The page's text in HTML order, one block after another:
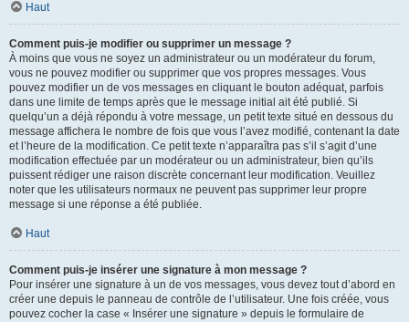
Haut
Comment puis-je modifier ou supprimer un message ?
À moins que vous ne soyez un administrateur ou un modérateur du forum,
vous ne pouvez modifier ou supprimer que vos propres messages. Vous
pouvez modifier un de vos messages en cliquant le bouton adéquat, parfois
dans une limite de temps après que le message initial ait été publié. Si
quelqu’un a déjà répondu à votre message, un petit texte situé en dessous du
message affichera le nombre de fois que vous l’avez modifié, contenant la date
et l’heure de la modification. Ce petit texte n’apparaîtra pas s’il s’agit d’une
modification effectuée par un modérateur ou un administrateur, bien qu’ils
puissent rédiger une raison discrète concernant leur modification. Veuillez
noter que les utilisateurs normaux ne peuvent pas supprimer leur propre
message si une réponse a été publiée.
Haut
Comment puis-je insérer une signature à mon message ?
Pour insérer une signature à un de vos messages, vous devez tout d’abord en
créer une depuis le panneau de contrôle de l’utilisateur. Une fois créée, vous
pouvez cocher la case « Insérer une signature » depuis le formulaire de